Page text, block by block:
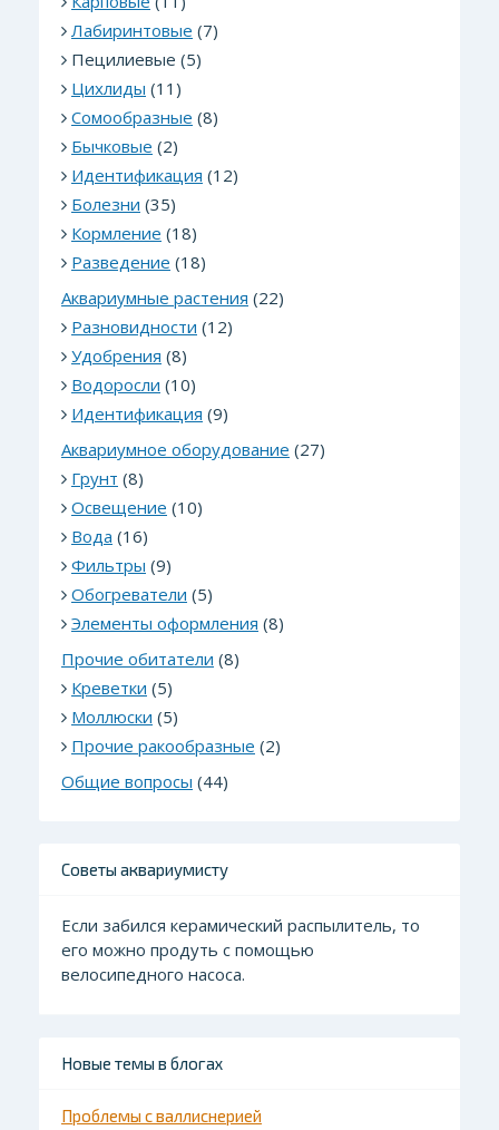
Лабиринтовые (7)
Пецилиевые (5)
Цихлиды (11)
Сомообразные (8)
Бычковые (2)
Идентификация (12)
Болезни (35)
Кормление (18)
Разведение (18)
Аквариумные растения (22)
Разновидности (12)
Удобрения (8)
Водоросли (10)
Идентификация (9)
Аквариумное оборудование (27)
Грунт (8)
Освещение (10)
Вода (16)
Фильтры (9)
Обогреватели (5)
Элементы оформления (8)
Прочие обитатели (8)
Креветки (5)
Моллюски (5)
Прочие ракообразные (2)
Общие вопросы (44)
Советы аквариумисту
Если забился керамический распылитель, то
его можно продуть с помощью
велосипедного насоса.
Новые темы в блогах
Проблемы с валлиснерией